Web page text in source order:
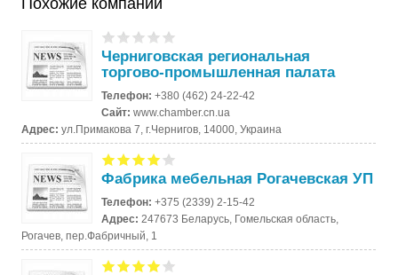
Черниговская региональная
торгово-промышленная палата
Телефон:+380 (462) 24-22-42
Сайт:www.chamber.cn.ua
Адрес:ул.Примакова 7, г.Чернигов, 14000, Украина
Фабрика мебельная Рогачевская УП
Телефон:+375 (2339) 2-15-42
Адрес: 247673 Беларусь, Гомельская область,
Рогачев, пер.Фабричный, 1